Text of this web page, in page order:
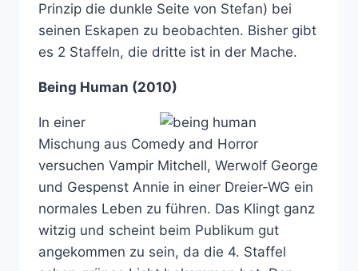
Prinzip die dunkle Seite von Stefan) bei
seinen Eskapen zu beobachten. Bisher gibt
es 2 Staffeln, die dritte ist in der Mache.
Being Human (2010)
In einer
Mischung aus Comedy and Horror
versuchen Vampir Mitchell, Werwolf George
und Gespenst Annie in einer Dreier-WG ein
normales Leben zu führen. Das Klingt ganz
witzig und scheint beim Publikum gut
angekommen zu sein, da die 4. Staffel